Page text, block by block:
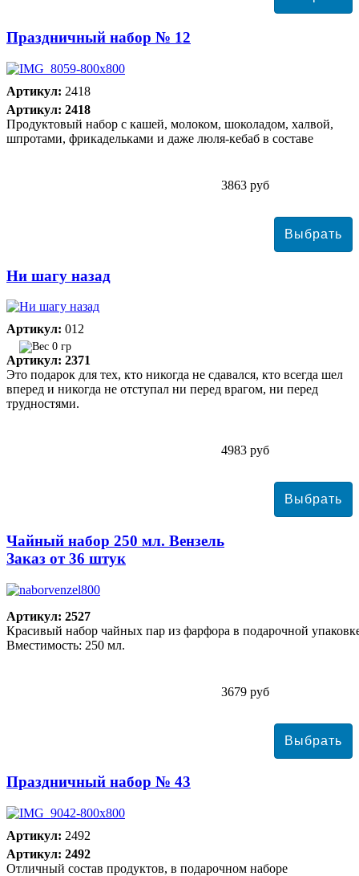
Праздничный набор № 12
Артикул: 2418
Артикул: 2418
Продуктовый набор с кашей, молоком, шоколадом, халвой,
шпротами, фрикадельками и даже люля-кебаб в составе
3863 руб
Ни шагу назад
Артикул: 012
0 гр
Артикул: 2371
Это подарок для тех, кто никогда не сдавался, кто всегда шел
вперед и никогда не отступал ни перед врагом, ни перед
трудностями.
4983 руб
Чайный набор 250 мл. Вензель
Заказ от 36 штук
Артикул: 2527
Красивый набор чайных пар из фарфора в подарочной
Вместимость: 250 мл.
3679 руб
Праздничный набор № 43
Артикул: 2492
Артикул: 2492
Отличный состав продуктов, в подарочном наборе